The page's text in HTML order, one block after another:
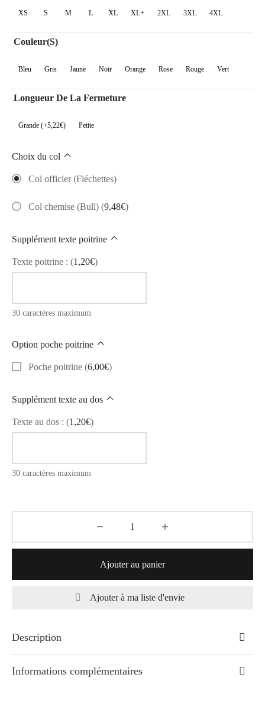
41,00€
XS S M L XL XL+ 2XL 3XL 4XL
Couleur(s)
Bleu Gris Jaune Noir Orange Rose Rouge Vert
Longueur De La Fermeture
Grande (+5,22€) Petite
Choix du col
Col officier (Fléchettes)
Col chemise (Bull) (9,48€)
Supplément texte poitrine
Texte poitrine : (1,20€)
30 caractères maximum
Option poche poitrine
Poche poitrine (6,00€)
Supplément texte au dos
Texte au dos : (1,20€)
30 caractères maximum
Ajouter au panier
Ajouter à ma liste d'envie
Description
Informations complémentaires